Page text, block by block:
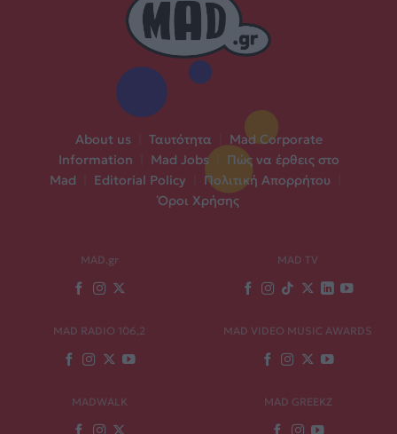
About us Ταυτότητα
Mad Corporate
Information
Mad Jobs
Πώς να έρθεις στο
Mad
Editorial Policy Πολιτική Απορρήτου
Όροι Χρήσης
MAD.gr MAD TV
MAD RADIO 106,2 MAD VIDEO MUSIC AWARDS
MADWALK MAD GREEKZ